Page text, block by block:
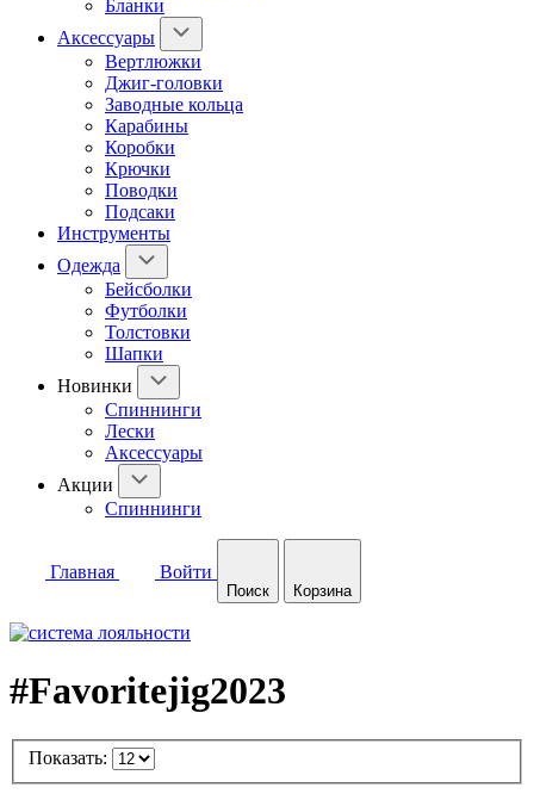
Бланки
Аксессуары
Вертлюжки
Джиг-головки
Заводные кольца
Карабины
Коробки
Крючки
Поводки
Подсаки
Инструменты
Одежда
Бейсболки
Футболки
Толстовки
Шапки
Новинки
Спиннинги
Лески
Аксессуары
Акции
Спиннинги
Главная Войти
Поиск Корзина
#Favoritejig2023
Показать: